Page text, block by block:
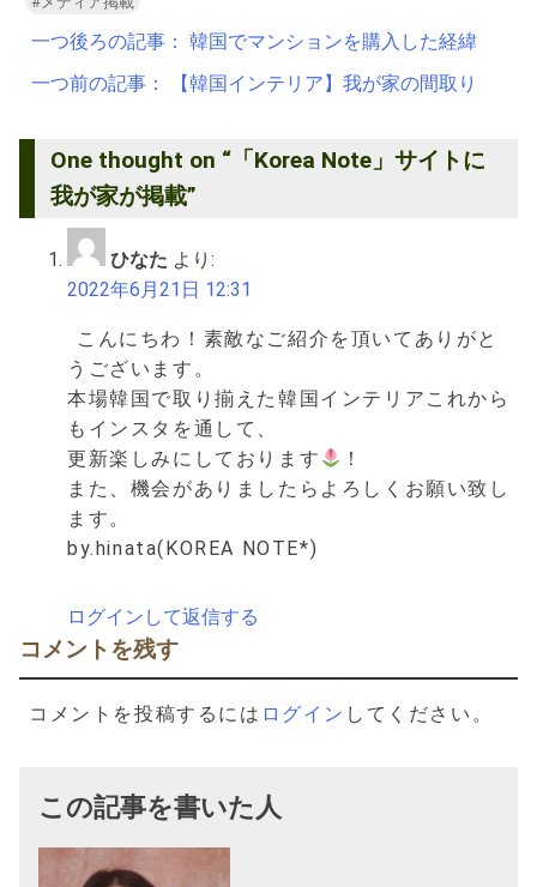
投
稿
ゲ
ー
シ
ョ
一つ後ろの記事： 韓国でマンションを購入した経緯
一つ前の記事：
【韓国インテリア】我が家の間取り
One thought on “「Korea Note」サイトに
我が家が掲載”
ひなた より:
2022年6月21日 12:31
こんにちわ！素敵なご紹介を頂いてありがと
うございます。
本場韓国で取り揃えた韓国インテリアこれから
もインスタを通して、
更新楽しみにしております
！
また、機会がありましたらよろしくお願い致し
ます。
by.hinata(KOREA NOTE*)
ログインして返信する
コメントを残す
コメントを投稿するには ログイン してください。
この記事を書いた人